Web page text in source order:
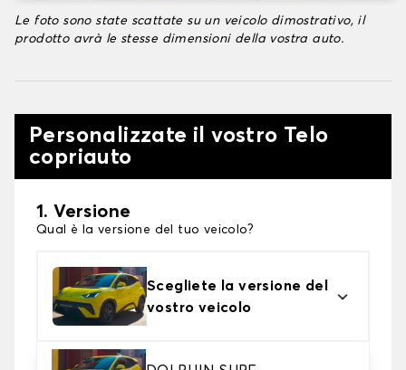
Le foto sono state scattate su un veicolo dimostrativo, il
prodotto avrà le stesse dimensioni della vostra auto.
Personalizzate il vostro Telo
copriauto
1. Versione
Qual è la versione del tuo veicolo?
Scegliete la versione del
vostro veicolo